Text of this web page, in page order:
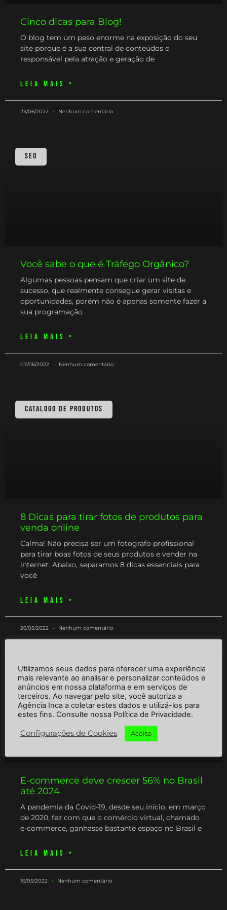
Cinco dicas para Blog!
O blog tem um peso enorme na exposição do seu
site porque é a sua central de conteúdos e
responsável pela atração e geração de
LEIA MAIS »
23/06/2022 Nenhum comentário
SEO
Você sabe o que é Tráfego Orgânico?
Algumas pessoas pensam que criar um site de
sucesso, que realmente consegue gerar visitas e
oportunidades, porém não é apenas somente fazer a
sua programação
LEIA MAIS »
07/06/2022 Nenhum comentário
CATALOGO DE PRODUTOS
8 Dicas para tirar fotos de produtos para
venda online
Calma! Não precisa ser um fotografo profissional
para tirar boas fotos de seus produtos e vender na
internet. Abaixo, separamos 8 dicas essenciais para
você
LEIA MAIS »
26/05/2022 Nenhum comentário
E-COMMERCE
E-commerce deve crescer 56% no Brasil
até 2024
A pandemia da Covid-19, desde seu início, em março
de 2020, fez com que o comércio virtual, chamado
e-commerce, ganhasse bastante espaço no Brasil e
LEIA MAIS »
16/05/2022 Nenhum comentário
Utilizamos seus dados para oferecer uma experiência
mais relevante ao analisar e personalizar conteúdos e
anúncios em nossa plataforma e em serviços de
terceiros. Ao navegar pelo site, você autoriza a
Agência Inca a coletar estes dados e utilizá-los para
estes fins. Consulte nossa Política de Privacidade.
Configurações de Cookies Aceito